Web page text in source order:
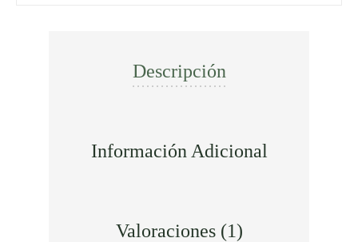
Descripción
Información Adicional
Valoraciones (1)